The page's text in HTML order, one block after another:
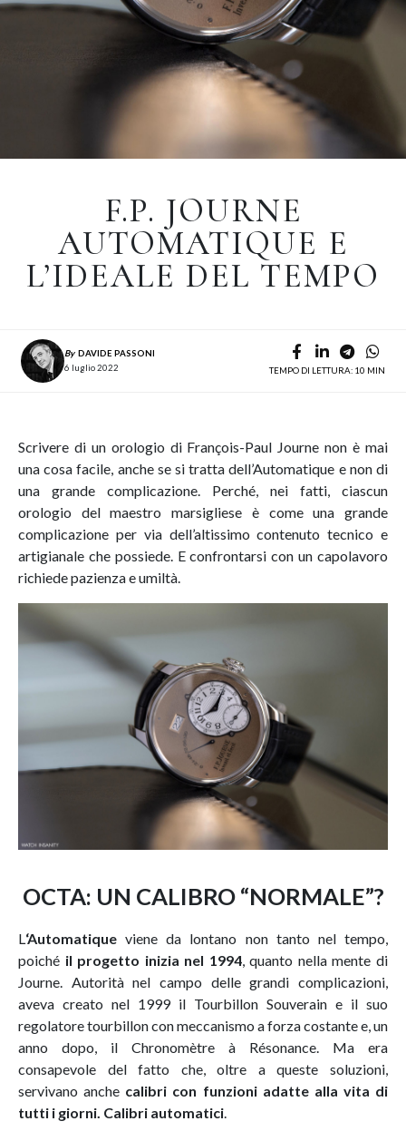
F.P. JOURNE
AUTOMATIQUE E
L’IDEALE DEL TEMPO
By DAVIDE PASSONI
6 luglio 2022
TEMPO DI LETTURA: 10 MIN
Scrivere di un orologio di François-Paul Journe non è mai
una cosa facile, anche se si tratta dell’Automatique e non di
una grande complicazione. Perché, nei fatti, ciascun
orologio del maestro marsigliese è come una grande
complicazione per via dell’altissimo contenuto tecnico e
artigianale che possiede. E confrontarsi con un capolavoro
richiede pazienza e umiltà.
OCTA: UN CALIBRO “NORMALE”?
L‘Automatiqueviene da lontano non tanto nel tempo,
poiché il progetto inizia nel 1994, quanto nella mente di
Journe. Autorità nel campo delle grandi complicazioni,
aveva creato nel 1999 il Tourbillon Souverain e il suo
regolatore tourbillon con meccanismo a forza costante e, un
anno dopo, il Chronomètre à Résonance. Ma era
consapevole del fatto che, oltre a queste soluzioni,
servivano anche calibri con funzioni adatte alla vita di
tutti i giorni. Calibri automatici.